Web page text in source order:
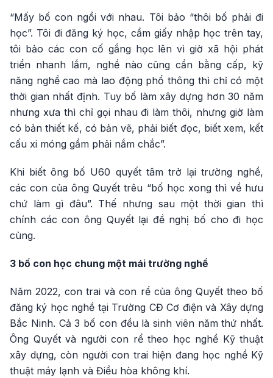
“Mấy bố con ngồi với nhau. Tôi bảo “thôi bố phải đi
học”. Tôi đi đăng ký học, cầm giấy nhập học trên tay,
tôi bảo các con cố gắng học lên vì giờ xã hội phát
triển nhanh lắm, nghề nào cũng cần bằng cấp, kỹ
năng nghề cao mà lao động phổ thông thì chỉ có một
thời gian nhất định. Tuy bố làm xây dựng hơn 30 năm
nhưng xưa thì chỉ gọi nhau đi làm thôi, nhưng giờ làm
có bản thiết kế, có bản vẽ, phải biết đọc, biết xem, kết
cấu xi móng gầm phải nắm chắc”.
Khi biết ông bố U60 quyết tâm trở lại trường nghề,
các con của ông Quyết trêu “bố học xong thì về hưu
chứ làm gì đâu”. Thế nhưng sau một thời gian thì
chính các con ông Quyết lại đề nghị bố cho đi học
cùng.
3 bố con học chung một mái trường nghề
Năm 2022, con trai và con rể của ông Quyết theo bố
đăng ký học nghề tại Trường CĐ Cơ điện và Xây dựng
Bắc Ninh. Cả 3 bố con đều là sinh viên năm thứ nhất.
Ông Quyết và người con rể theo học nghề Kỹ thuật
xây dựng, còn người con trai hiện đang học nghề Kỹ
thuật máy lạnh và Điều hòa không khí.